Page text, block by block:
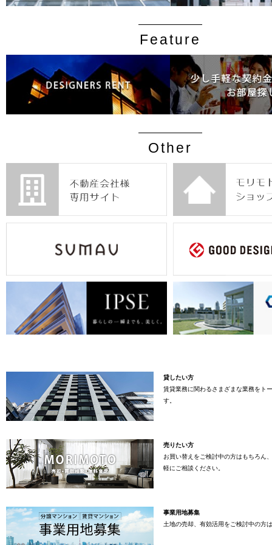
Feature
Other
貸したい方
賃貸業務に関わるさまざまな業務をト
す。
売りたい方
お買い替えをご検討中の方はもちろん
軽にご相談ください。
事業用地募集
土地の売却、有効活用をご検討中の方